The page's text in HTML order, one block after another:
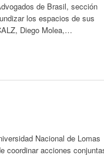
de Brasil, sección
los espacios de sus
Diego Molea,…
Nacional de Lomas
coordinar acciones